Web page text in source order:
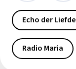
Echo der Liefde
Radio Maria